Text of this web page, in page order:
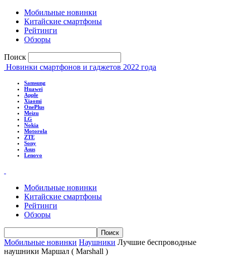
Мобильные новинки
Китайские смартфоны
Рейтинги
Обзоры
Поиск
Новинки смартфонов и гаджетов 2022 года
Samsung
Huawei
Apple
Xiaomi
OnePlus
Meizu
LG
Nokia
Motorola
ZTE
Sony
Asus
Lenovo
Мобильные новинки
Китайские смартфоны
Рейтинги
Обзоры
Мобильные новинки Наушники Лучшие беспроводные
наушники Маршал ( Marshall )